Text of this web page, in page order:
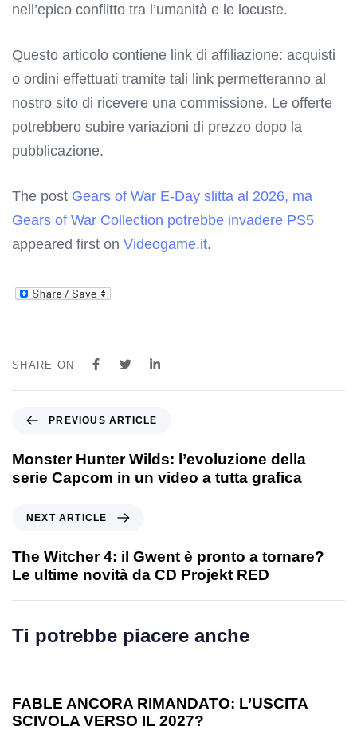
nell’epico conflitto tra l’umanità e le locuste.
Questo articolo contiene link di affiliazione: acquisti
o ordini effettuati tramite tali link permetteranno al
nostro sito di ricevere una commissione. Le offerte
potrebbero subire variazioni di prezzo dopo la
pubblicazione.
The post Gears of War E-Day slitta al 2026, ma
Gears of War Collection potrebbe invadere PS5
appeared first on Videogame.it.
SHARE ON
PREVIOUS ARTICLE
Monster Hunter Wilds: l’evoluzione della
serie Capcom in un video a tutta grafica
NEXT ARTICLE
The Witcher 4: il Gwent è pronto a tornare?
Le ultime novità da CD Projekt RED
Ti potrebbe piacere anche
FABLE ANCORA RIMANDATO: L’USCITA
SCIVOLA VERSO IL 2027?